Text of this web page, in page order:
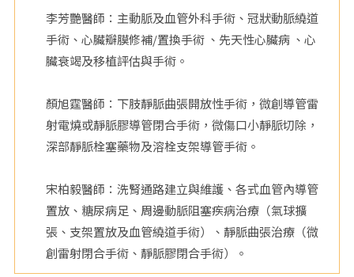
李芳艷醫師：主動脈及血管外科手術、冠狀動脈繞道
手術、心臟瓣膜修補/置換手術 、先天性心臟病 、心
臟衰竭及移植評估與手術。
顏旭霆醫師：下肢靜脈曲張開放性手術，微創導管雷
射電燒或靜脈膠導管閉合手術，微傷口小靜脈切除，
深部靜脈栓塞藥物及溶栓支架導管手術。
宋柏毅醫師：洗腎通路建立與維護、各式血管內導管
置放、糖尿病足、周邊動脈阻塞疾病治療（氣球擴
張、支架置放及血管繞道手術）、靜脈曲張治療（微
創雷射閉合手術、靜脈膠閉合手術）。